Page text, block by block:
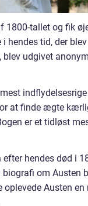
1800-tallet og fik
hendes tid, der
blev udgivet
at finde ægte
er et tidløst
hendes død i
om Austen
Austen